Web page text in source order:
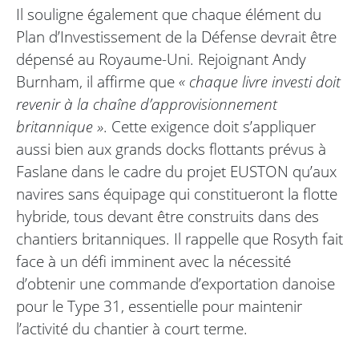
Il souligne également que chaque élément du
Plan d’Investissement de la Défense devrait être
dépensé au Royaume-Uni. Rejoignant Andy
Burnham, il affirme que« chaque livre investi doit
revenir à la chaîne d’approvisionnement
britannique ». Cette exigence doit s’appliquer
aussi bien aux grands docks flottants prévus à
Faslane dans le cadre du projet EUSTON qu’aux
navires sans équipage qui constitueront la flotte
hybride, tous devant être construits dans des
chantiers britanniques. Il rappelle que Rosyth fait
face à un défi imminent avec la nécessité
d’obtenir une commande d’exportation danoise
pour le Type 31, essentielle pour maintenir
l’activité du chantier à court terme.